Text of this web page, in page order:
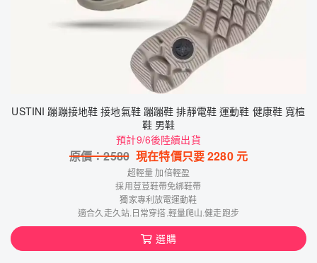
USTINI 蹦蹦接地鞋 接地氣鞋 蹦蹦鞋 排靜電鞋 運動鞋 健康鞋 寬楦
鞋 男鞋
預計9/6後陸續出貨
原價：2580 現在特價只要2280元
超輕量 加倍輕盈
採用荳荳鞋帶免綁鞋帶
獨家專利放電運動鞋
適合久走久站.日常穿搭.輕量爬山.健走跑步
選購